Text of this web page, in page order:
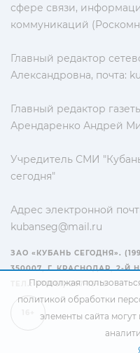
сфере связи,
коммуникаций
Главный редактор
Александровна, почта:
Главный редактор
Арендаренко Андрей
Учредитель СМИ
сегодня"
Адрес электронной
kubanseg@mail.ru
ЗАО «КУБАНЬ СЕГОДНЯ».
350007, Г. КРАСНОДАР, 2-Й
ТЕЛ.: +7(861) 267-15-15
Продолжая
политикой обработки
элементы сайта